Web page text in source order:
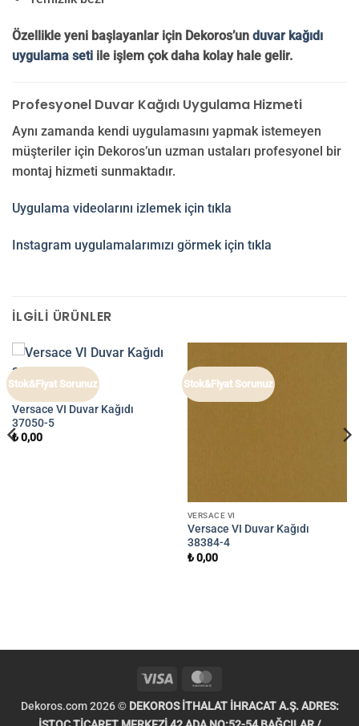
Özellikle yeni başlayanlar için Dekoros’un duvar kağıdı
uygulama seti ile işlem çok daha kolay hale gelir.
Profesyonel Duvar Kağıdı Uygulama Hizmeti
Aynı zamanda kendi uygulamasını yapmak istemeyen
müşteriler için Dekoros’un uzman ustaları profesyonel bir
montaj hizmeti sunmaktadır.
Uygulama videolarını izlemek için tıkla
Instagram uygulamalarımızı görmek için tıkla
İLGILI ÜRÜNLER
Stok&Fiyat Sorunuz
VERSACE VI
Versace VI Duvar Kağıdı
37050-5
₺0,00
Stok&Fiyat Sorunuz
VERSACE VI
Versace VI Duvar Kağıdı
38384-4
₺0,00
Visa
Dekoros.com 2026 © DEKOROS İTHALAT İHRACAT A.Ş. ADRES: